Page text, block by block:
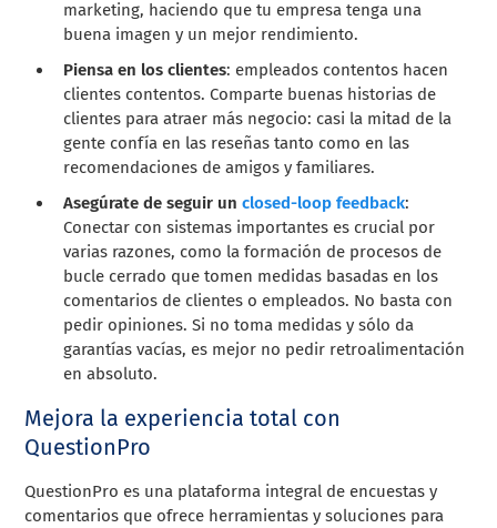
marketing, haciendo que tu empresa tenga una
buena imagen y un mejor rendimiento.
Piensa en los clientes: empleados contentos hacen
clientes contentos. Comparte buenas historias de
clientes para atraer más negocio: casi la mitad de la
gente confía en las reseñas tanto como en las
recomendaciones de amigos y familiares.
Asegúrate de seguir unclosed-loop feedback:
Conectar con sistemas importantes es crucial por
varias razones, como la formación de procesos de
bucle cerrado que tomen medidas basadas en los
comentarios de clientes o empleados. No basta con
pedir opiniones. Si no toma medidas y sólo da
garantías vacías, es mejor no pedir retroalimentación
en absoluto.
Mejora la experiencia total con
QuestionPro
QuestionPro es una plataforma integral de encuestas y
comentarios que ofrece herramientas y soluciones para